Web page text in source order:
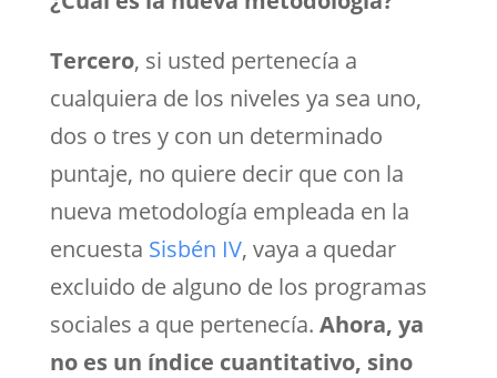
Tercero, si usted pertenecía a
cualquiera de los niveles ya sea uno,
dos o tres y con un determinado
puntaje, no quiere decir que con la
nueva metodología empleada en la
encuesta Sisbén IV, vaya a quedar
excluido de alguno de los programas
sociales a que pertenecía. Ahora, ya
no es un índice cuantitativo, sino